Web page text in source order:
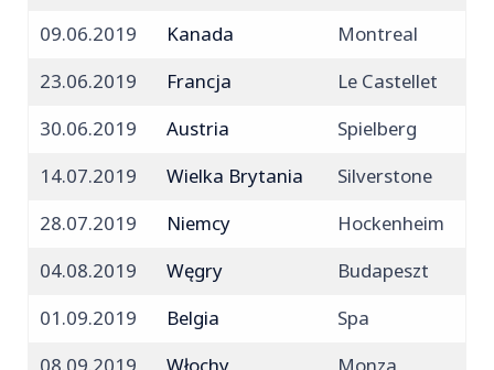
09.06.2019
Kanada
Montreal
23.06.2019
Francja
Le Castellet
30.06.2019
Austria
Spielberg
14.07.2019
Wielka Brytania
Silverstone
28.07.2019
Niemcy
Hockenheim
04.08.2019
Węgry
Budapeszt
01.09.2019
Belgia
Spa